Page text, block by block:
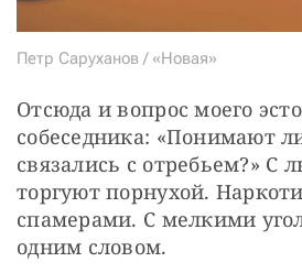
Петр Саруханов / «Новая»
Отсюда и вопрос моего
собеседника: «Понимают
связались с отребьем?» С
торгуют порнухой.
спамерами. С мелкими
одним словом.